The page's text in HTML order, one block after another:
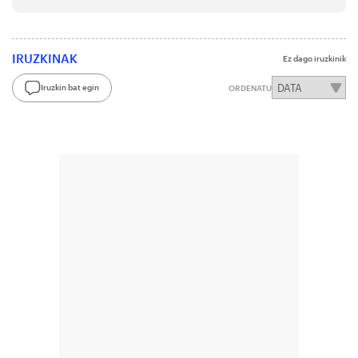
IRUZKINAK Ez dago iruzkinik
Iruzkin bat egin ORDENATU